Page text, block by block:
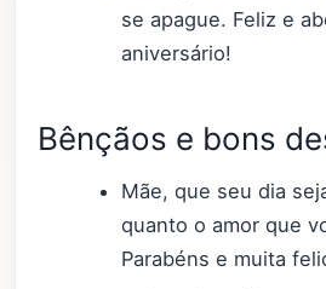
se apague. Feliz e
aniversário!
Bênçãos e bons
Mãe, que seu dia
quanto o amor que
Parabéns e muita